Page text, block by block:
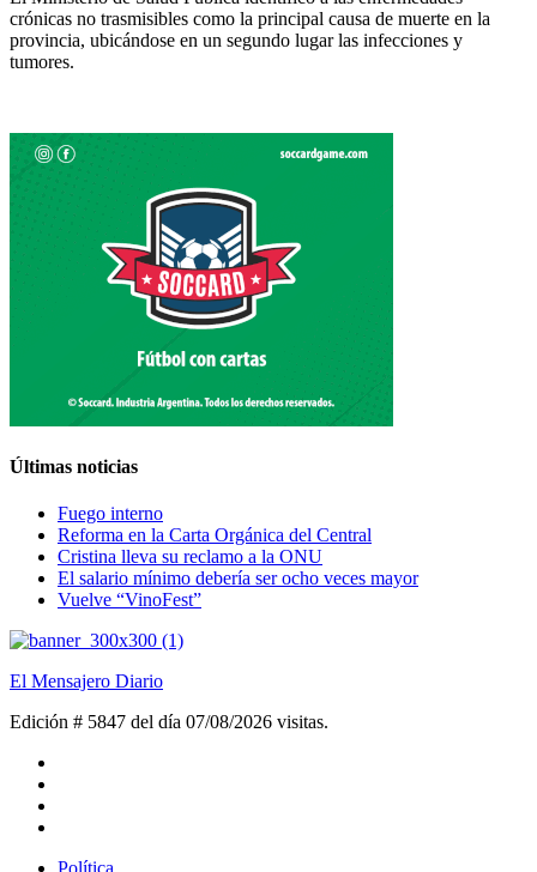
crónicas no trasmisibles como la principal causa de muerte en la
provincia, ubicándose en un segundo lugar las infecciones y
tumores.
Últimas noticias
Fuego interno
Reforma en la Carta Orgánica del Central
Cristina lleva su reclamo a la ONU
El salario mínimo debería ser ocho veces mayor
Vuelve “VinoFest”
El Mensajero Diario
Edición # 5847 del día 07/08/2026 visitas.